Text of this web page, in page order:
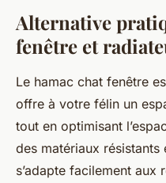
Alternative
fenêtre et
Le hamac chat fenêtre
offre à votre félin un
tout en optimisant
des matériaux
s’adapte facilement